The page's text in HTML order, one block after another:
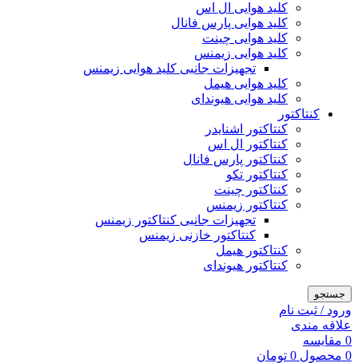
کلید هوایی ال اس
کلید هوایی پارس فانال
کلید هوایی چینت
کلید هوایی زیمنس
تجهیزات جانبی کلید هوایی زیمنس
کلید هوایی هیمل
کلید هوایی هیوندای
کنتاکتور
کنتاکتور اشنایدر
کنتاکتور ال اس
کنتاکتور پارس فانال
کنتاکتور تکو
کنتاکتور چینت
کنتاکتور زیمنس
تجهیزات جانبی کنتاکتور زیمنس
کنتاکتور خازنی زیمنس
کنتاکتور هیمل
کنتاکتور هیوندای
جستجو
ورود / ثبت نام
علاقه مندی
0 مقایسه
0 محصول 0 تومان